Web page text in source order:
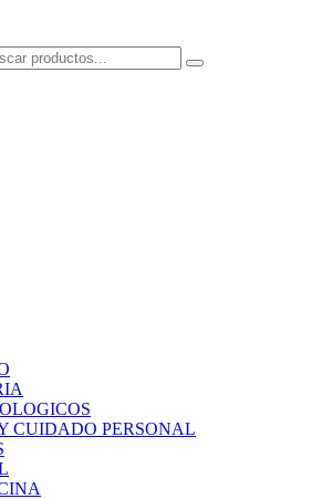
CUIDADO PERSONAL